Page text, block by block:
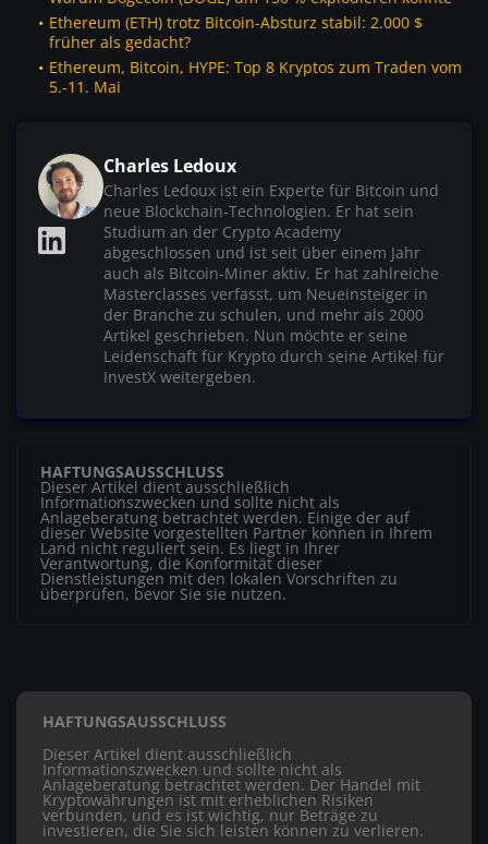
Ethereum (ETH) trotz Bitcoin-Absturz stabil: 2.000 $
früher als gedacht?
Ethereum, Bitcoin, HYPE: Top 8 Kryptos zum Traden vom
5.-11. Mai
Charles Ledoux
Charles Ledoux ist ein Experte für Bitcoin und
neue Blockchain-Technologien. Er hat sein
Studium an der Crypto Academy
abgeschlossen und ist seit über einem Jahr
auch als Bitcoin-Miner aktiv. Er hat zahlreiche
Masterclasses verfasst, um Neueinsteiger in
der Branche zu schulen, und mehr als 2000
Artikel geschrieben. Nun möchte er seine
Leidenschaft für Krypto durch seine Artikel für
InvestX weitergeben.
HAFTUNGSAUSSCHLUSS
Dieser Artikel dient ausschließlich
Informationszwecken und sollte nicht als
Anlageberatung betrachtet werden. Einige der auf
dieser Website vorgestellten Partner können in Ihrem
Land nicht reguliert sein. Es liegt in Ihrer
Verantwortung, die Konformität dieser
Dienstleistungen mit den lokalen Vorschriften zu
überprüfen, bevor Sie sie nutzen.
HAFTUNGSAUSSCHLUSS
Dieser Artikel dient ausschließlich
Informationszwecken und sollte nicht als
Anlageberatung betrachtet werden. Der Handel mit
Kryptowährungen ist mit erheblichen Risiken
verbunden, und es ist wichtig, nur Beträge zu
investieren, die Sie sich leisten können zu verlieren.